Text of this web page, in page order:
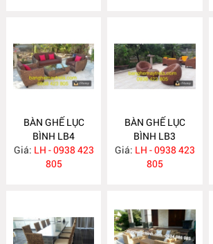
BÀN GHẾ LỤC
BÌNH LB4
Giá: LH - 0938 423
805
BÀN GHẾ LỤC
BÌNH LB3
Giá: LH - 0938 423
805